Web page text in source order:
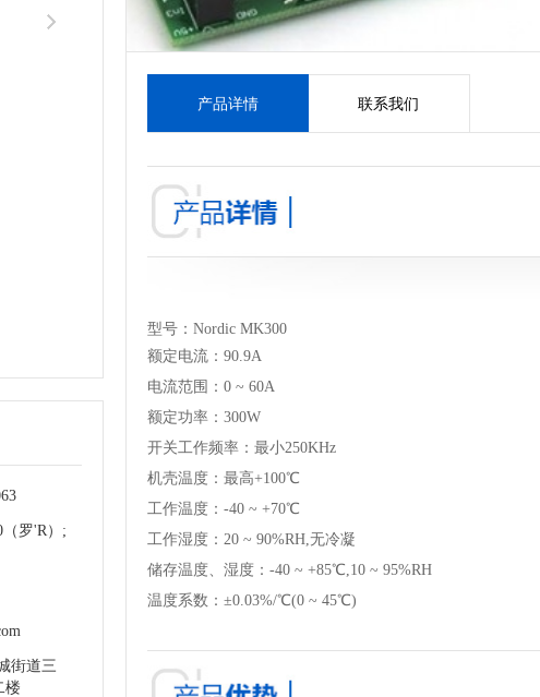
（罗'R）;
街道三
楼
产品详情 联系我们
型号：Nordic MK300
额定电流：90.9A
电流范围：0 ~ 60A
额定功率：300W
开关工作频率：最小250KHz
机壳温度：最高+100℃
工作温度：-40 ~ +70℃
工作湿度：20 ~ 90%RH,无冷凝
储存温度、湿度：-40 ~ +85℃,10 ~ 95%RH
温度系数：±0.03%/℃(0 ~ 45℃)